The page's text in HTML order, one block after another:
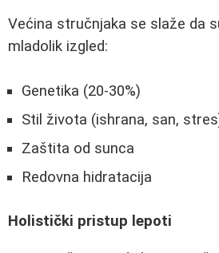
Većina stručnjaka se slaže da
mladolik izgled:
Genetika (20-30%)
Stil života (ishrana, san,
Zaštita od sunca
Redovna hidratacija
Holistički pristup lepoti